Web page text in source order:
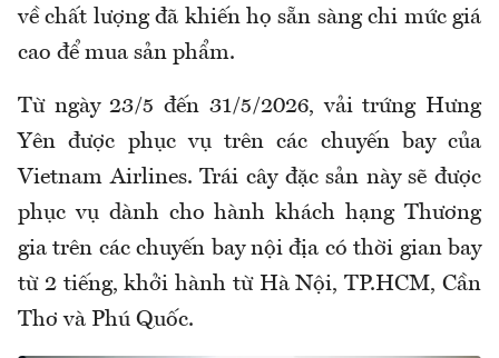
về chất lượng đã khiến họ sẵn sàng chi mức giá
cao để mua sản phẩm.
Từ ngày 23/5 đến 31/5/2026, vải trứng Hưng
Yên được phục vụ trên các chuyến bay của
Vietnam Airlines. Trái cây đặc sản này sẽ được
phục vụ dành cho hành khách hạng Thương
gia trên các chuyến bay nội địa có thời gian bay
từ 2 tiếng, khởi hành từ Hà Nội, TP.HCM, Cần
Thơ và Phú Quốc.